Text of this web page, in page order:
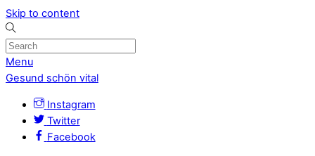
Skip to content
Menu
Gesund schön vital
Instagram
Twitter
Facebook